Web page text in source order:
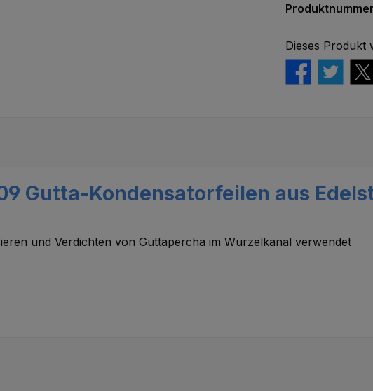
Dieses Produkt
Gutta-Kondensatorfeilen aus
und Verdichten von Guttapercha im Wurzelkanal verwendet